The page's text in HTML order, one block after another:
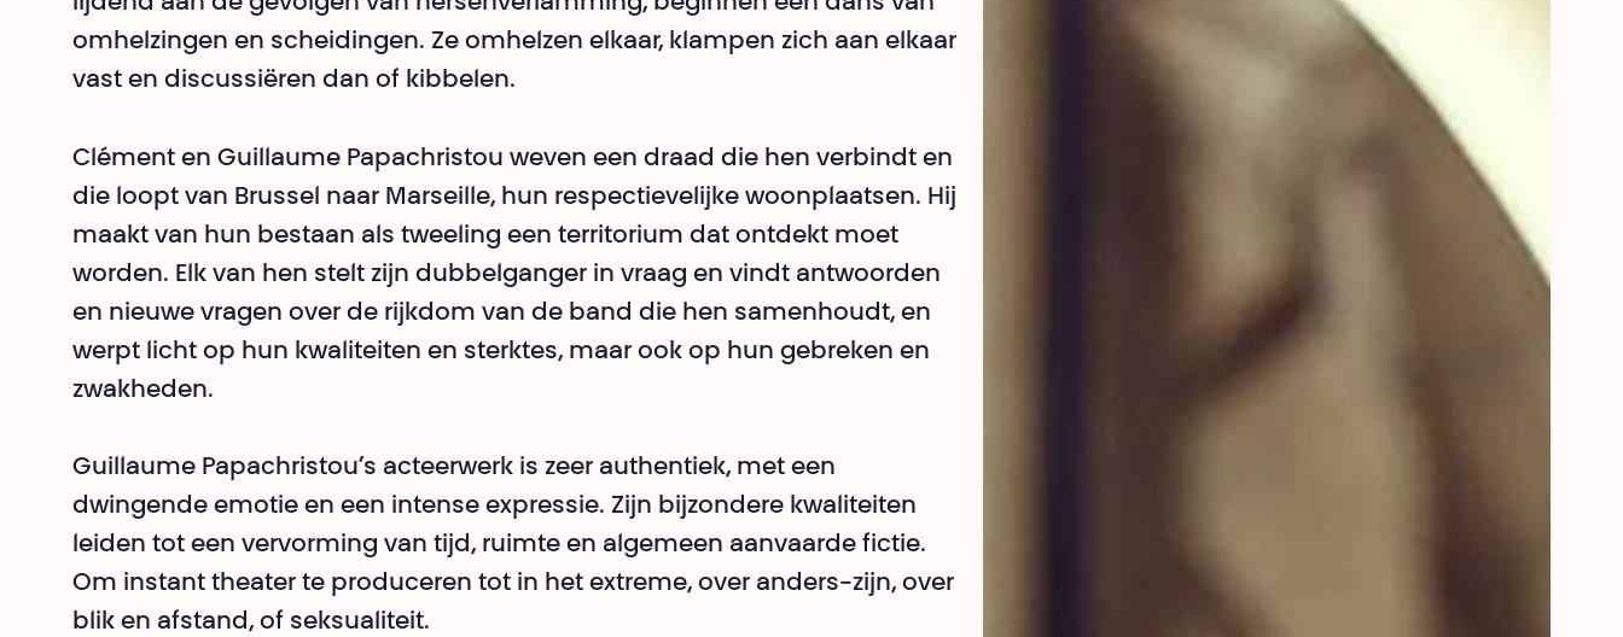
omhelzingen en scheidingen. Ze omhelzen elkaar, klampen zich aan elkaar
vast en discussiëren dan of kibbelen.
Clément en Guillaume Papachristou weven een draad die hen verbindt en
die loopt van Brussel naar Marseille, hun respectievelijke woonplaatsen. Hij
maakt van hun bestaan als tweeling een territorium dat ontdekt moet
worden. Elk van hen stelt zijn dubbelganger in vraag en vindt antwoorden
en nieuwe vragen over de rijkdom van de band die hen samenhoudt, en
werpt licht op hun kwaliteiten en sterktes, maar ook op hun gebreken en
zwakheden.
Guillaume Papachristou’s acteerwerk is zeer authentiek, met een
dwingende emotie en een intense expressie. Zijn bijzondere kwaliteiten
leiden tot een vervorming van tijd, ruimte en algemeen aanvaarde fictie.
Om instant theater te produceren tot in het extreme, over anders-zijn, over
blik en afstand, of seksualiteit.